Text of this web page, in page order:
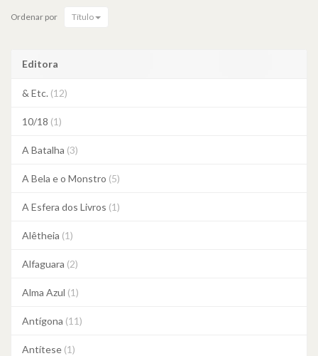
Ordenar por Título
Editora
& Etc. (12)
10/18 (1)
A Batalha (3)
A Bela e o Monstro (5)
A Esfera dos Livros (1)
Alêtheia (1)
Alfaguara (2)
Alma Azul (1)
Antígona (11)
Antítese (1)